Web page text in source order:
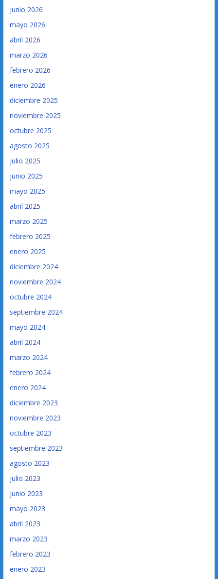
junio 2026
mayo 2026
abril 2026
marzo 2026
febrero 2026
enero 2026
diciembre 2025
noviembre 2025
octubre 2025
agosto 2025
julio 2025
junio 2025
mayo 2025
abril 2025
marzo 2025
febrero 2025
enero 2025
diciembre 2024
noviembre 2024
octubre 2024
septiembre 2024
mayo 2024
abril 2024
marzo 2024
febrero 2024
enero 2024
diciembre 2023
noviembre 2023
octubre 2023
septiembre 2023
agosto 2023
julio 2023
junio 2023
mayo 2023
abril 2023
marzo 2023
febrero 2023
enero 2023